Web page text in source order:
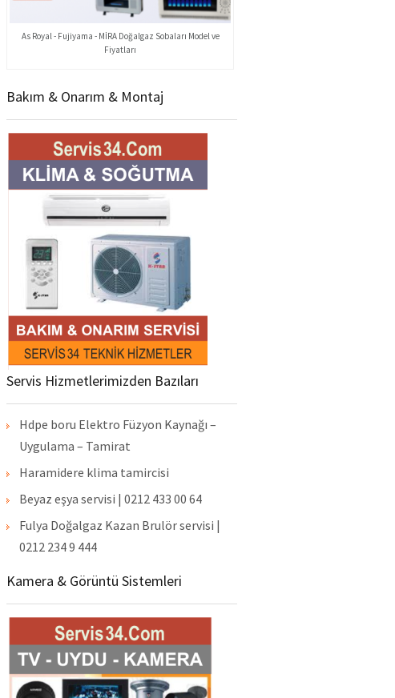
As Royal - Fujiyama - MİRA Doğalgaz Sobaları Model ve
Fiyatları
Bakım & Onarım & Montaj
Servis Hizmetlerimizden Bazıları
Hdpe boru Elektro Füzyon Kaynağı –
Uygulama – Tamirat
Haramidere klima tamircisi
Beyaz eşya servisi | 0212 433 00 64
Fulya Doğalgaz Kazan Brulör servisi |
0212 234 9 444
Kamera & Görüntü Sistemleri